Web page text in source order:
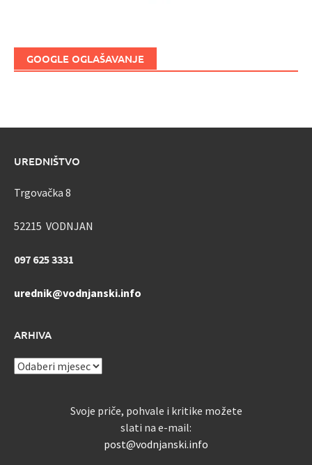
GOOGLE OGLAŠAVANJE
UREDNIŠTVO
Trgovačka 8
52215 VODNJAN
097 625 3331
urednik@vodnjanski.info
ARHIVA
ARHIVA
Svoje priče, pohvale i kritike možete
slati na e-mail:
post@vodnjanski.info